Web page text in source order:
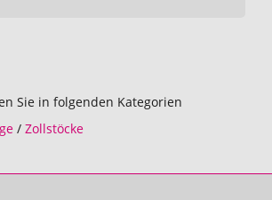
Sie in folgenden Kategorien
/ Zollstöcke